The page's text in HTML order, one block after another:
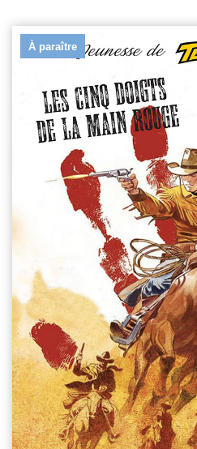
À paraître